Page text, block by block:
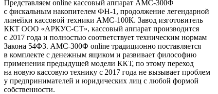
Представляем online кассовый аппарат АМС-300Ф
с фискальным накопителем ФН-1, продолжение легендарной
линейки кассовой техники АМС-100К. Завод изготовитель
ККТ ООО «АРКУС-СТ», кассовый аппарат производится
с 2017 года и полностью соответствует техническим нормам
Закона 54ФЗ. АМС-300Ф online традиционно поставляется
в комплекте с денежным ящиком и развивает философию
применения предыдущей модели ККТ, по этому переход
на новую кассовую технику с 2017 года не вызывает проблем
у предпринимателей и юридических лиц с любой формой
собственности.